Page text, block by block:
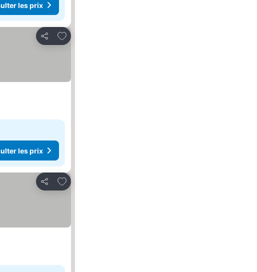
les prix
Partager
Ajouter à mes favoris
les prix
Partager
Ajouter à mes favoris